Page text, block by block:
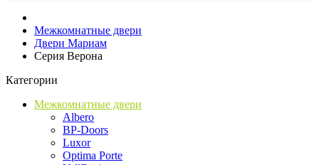
Межкомнатные двери
Двери Мариам
Серия Верона
Категории
Межкомнатные двери
Albero
BP-Doors
Luxor
Optima Porte